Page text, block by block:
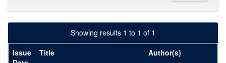
Showing results 1 to 1 of 1
Issue
Title Author(s)